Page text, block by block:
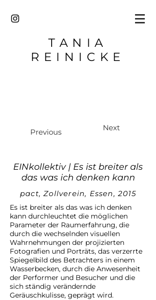
TANIA
REINICKE
Previous Next
EINkollektiv | Es ist breiter als
das was ich denken kann
pact, Zollverein, Essen, 2015
Es ist breiter als das was ich denken
kann durchleuchtet die möglichen
Parameter der Raumerfahrung, die
durch die wechselnden visuellen
Wahrnehmungen der projizierten
Fotografien und Porträts, das verzerrte
Spiegelbild des Betrachters in einem
Wasserbecken, durch die Anwesenheit
der Performer und Besucher und die
sich ständig verändernde
Geräuschkulisse, geprägt wird.